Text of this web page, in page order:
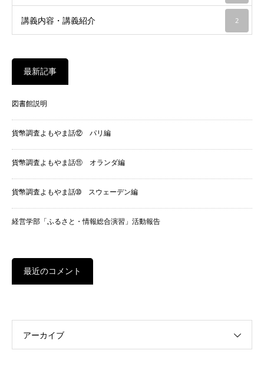
講義内容・講義紹介 2
最新記事
図書館説明
貨幣調査よもやま話⑫ パリ編
貨幣調査よもやま話⑪ オランダ編
貨幣調査よもやま話➉ スウェーデン編
経営学部「ふるさと・情報総合演習」活動報告
最近のコメント
アーカイブ